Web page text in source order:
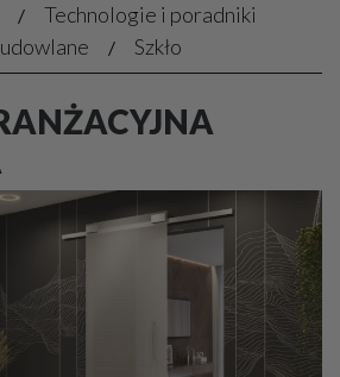
Technologie i poradniki
Szkło